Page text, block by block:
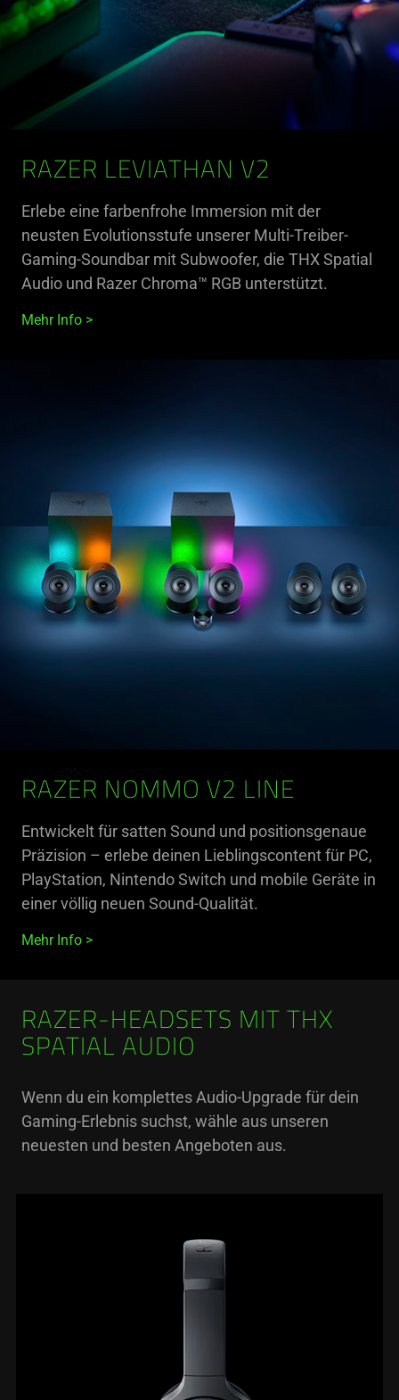
RAZER LEVIATHAN V2
Erlebe eine farbenfrohe Immersion mit der
neusten Evolutionsstufe unserer Multi-Treiber-
Gaming-Soundbar mit Subwoofer, die THX Spatial
Audio und Razer Chroma™ RGB unterstützt.
Mehr Info
RAZER NOMMO V2 LINE
Entwickelt für satten Sound und positionsgenaue
Präzision – erlebe deinen Lieblingscontent für PC,
PlayStation, Nintendo Switch und mobile Geräte in
einer völlig neuen Sound-Qualität.
Mehr Info
RAZER-HEADSETS MIT THX
SPATIAL AUDIO
Wenn du ein komplettes Audio-Upgrade für dein
Gaming-Erlebnis suchst, wähle aus unseren
neuesten und besten Angeboten aus.